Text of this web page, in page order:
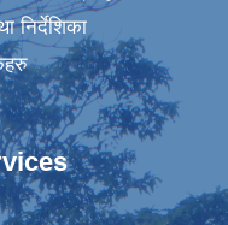
निर्देशिका